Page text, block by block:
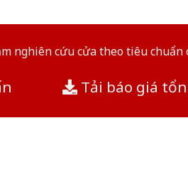
nghiên cứu cửa theo tiêu chuẩn
Tải báo giá